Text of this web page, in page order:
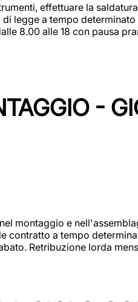
effettuare la
legge a tempo
8.00 alle 18 con pausa
-
montaggio e
a tempo
Retribuzione lorda